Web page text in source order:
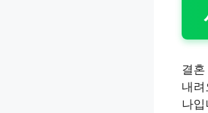
결
내
나